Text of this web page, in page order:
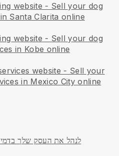
website - Sell your dog
Santa Clarita online
website - Sell your dog
in Kobe online
website - Sell your
in Mexico City online
לנהל את העסק שלך